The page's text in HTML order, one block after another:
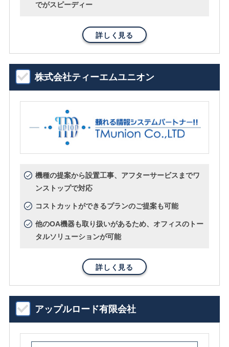
でがスピーディー
詳しく見る
株式会社ティーエムユニオン
機種の提案から設置工事、アフターサービスまでワ
ンストップで対応
コストカットができるプランのご提案も可能
他のOA機器も取り扱いがあるため、オフィスのトー
タルソリューションが可能
詳しく見る
アップルロード有限会社